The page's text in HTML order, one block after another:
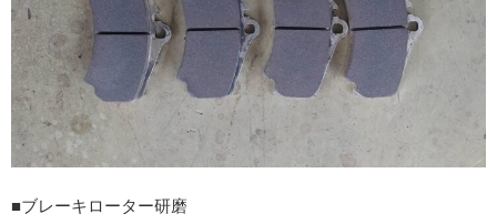
■ブレーキローター研磨